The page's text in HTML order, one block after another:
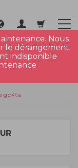
Nous
le dérangement.
indisponible
gp4ta